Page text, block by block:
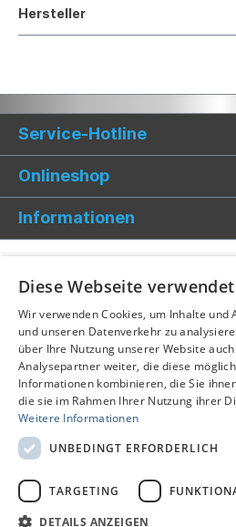
Hersteller
Service-Hotline
Onlineshop
Informationen
Alle Preise inkl. gesetzl.
und ggf.
Diese Webseite
Wir verwenden Cookies, um Inhalte und
und unseren Datenverkehr zu
über Ihre Nutzung unserer Website
Analysepartner weiter, die diese
Informationen kombinieren, die Sie
die sie im Rahmen Ihrer Nutzung ihrer
Weitere Informationen
UNBEDINGT ERFORDERLICH
TARGETING
DETAILS ANZEIGEN